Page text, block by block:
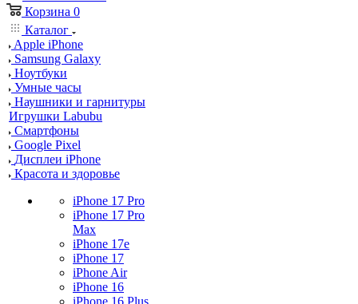
Корзина 0
Каталог
Apple iPhone
Samsung Galaxy
Ноутбуки
Умные часы
Наушники и гарнитуры
Игрушки Labubu
Смартфоны
Google Pixel
Дисплеи iPhone
Красота и здоровье
iPhone 17 Pro
iPhone 17 Pro
Max
iPhone 17e
iPhone 17
iPhone Air
iPhone 16
iPhone 16 Plus